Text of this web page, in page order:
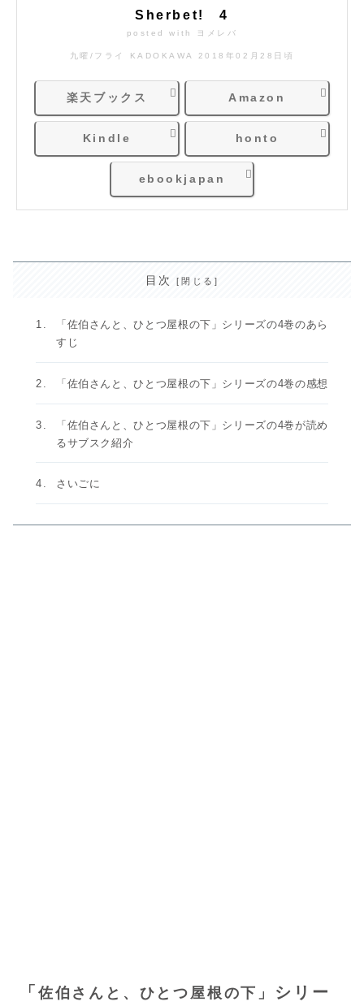
Sherbet! 4
posted with ヨメレバ
九曜/フライ KADOKAWA 2018年02月28日頃
楽天ブックス Amazon
Kindle honto
ebookjapan
目次
「佐伯さんと、ひとつ屋根の下」シリーズの4巻のあら
すじ
「佐伯さんと、ひとつ屋根の下」シリーズの4巻の感想
「佐伯さんと、ひとつ屋根の下」シリーズの4巻が読め
るサブスク紹介
さいごに
「 佐伯さんと、ひとつ屋根の下 」 シリー